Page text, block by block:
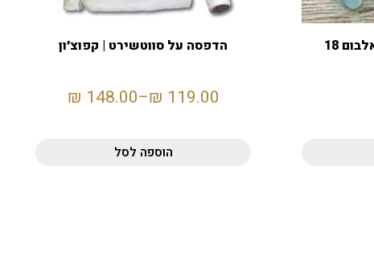
מחזיק מפתחות מיני אלבום 18
הדפסה על סווטשירט | קפוצ׳ון
119.00
₪
–
148.00
₪
הוספה לסל